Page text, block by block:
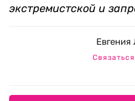
экстремистской и
Евгения